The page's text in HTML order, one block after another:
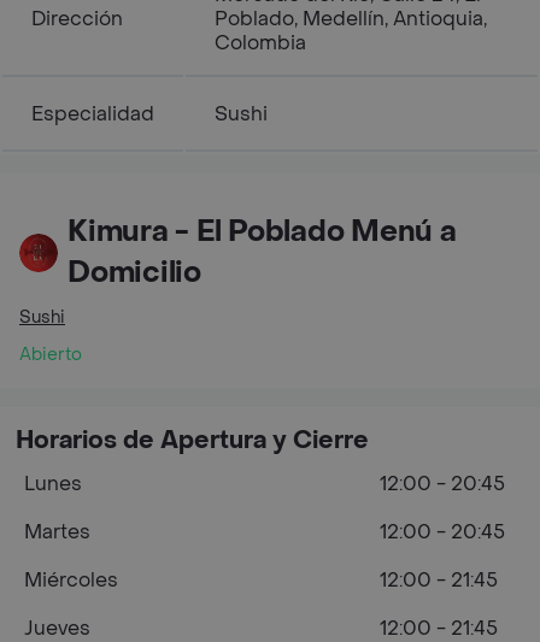
Dirección
Poblado, Medellín, Antioquia,
Colombia
Especialidad Sushi
Kimura - El Poblado Menú a
Domicilio
Sushi
Abierto
Horarios de Apertura y Cierre
Lunes
12:00 - 20:45
Martes
12:00 - 20:45
Miércoles
12:00 - 21:45
Jueves
12:00 - 21:45